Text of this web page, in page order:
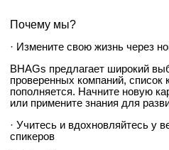
Почему мы?
· Измените свою жизнь через
BHAGs предлагает широкий
проверенных компаний, список
пополняется. Начните новую
или примените знания для
· Учитесь и вдохновляйтесь у
спикеров